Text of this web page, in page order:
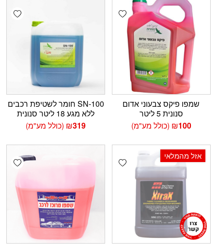
Add wishlist
שמפו פיקס צבעוני אדום
סנונית 5 ליטר
₪100 (כולל מע"מ)
SN-100 חומר לשטיפת רכבים
ללא מגע 18 ליטר סנונית
₪319 (כולל מע"מ)
Add wishlist אזל מהמלאי